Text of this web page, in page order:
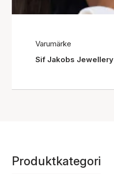
Varumärke
Sif Jakobs Jewellery
Produktkategori